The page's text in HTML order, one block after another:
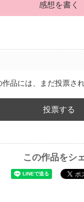
感想を書く
作品には、まだ投票さ
投票する
この作品をシ